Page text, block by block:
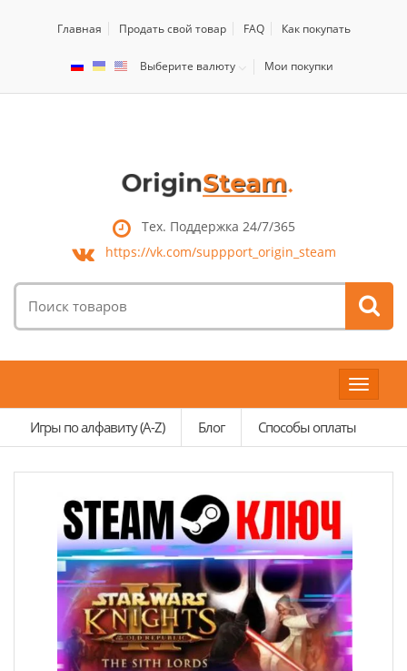
Главная Продать свой товар FAQ Как покупать
Выберите валюту Мои покупки
Тех. Поддержка 24/7/365
https://vk.com/suppport_origin_steam
товаров:
Toggle
Игры по алфавиту (A-Z)
Блог Способы оплаты